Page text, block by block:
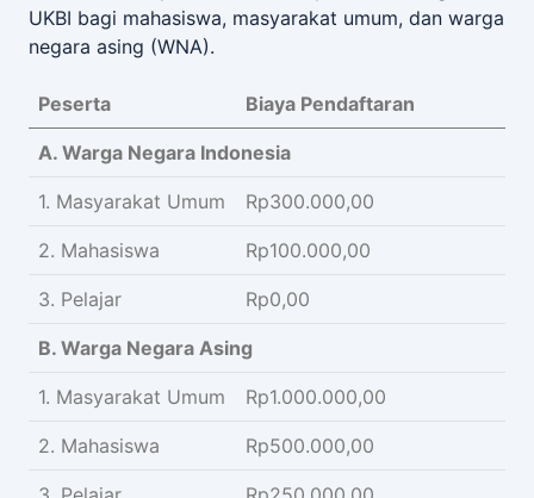
UKBI bagi mahasiswa, masyarakat umum, dan warga
negara asing (WNA).
Peserta Biaya Pendaftaran
A. Warga Negara Indonesia
1. Masyarakat Umum Rp300.000,00
2. Mahasiswa Rp100.000,00
3. Pelajar Rp0,00
B. Warga Negara Asing
1. Masyarakat Umum Rp1.000.000,00
2. Mahasiswa Rp500.000,00